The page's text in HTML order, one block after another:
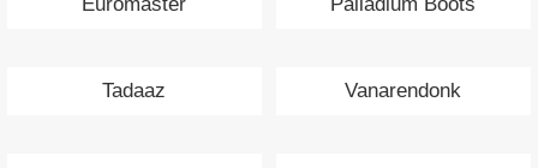
Tadaaz Vanarendonk